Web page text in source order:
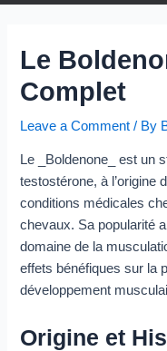
Le
Complet
Leave a Comment / By
Le _Boldenone_ est un
testostérone, à l’origine
conditions médicales
chevaux. Sa popularité
domaine de la
effets bénéfiques sur la
développement
Origine et